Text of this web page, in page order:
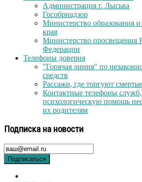
Администрация г. Лысьва
Гособрнадзор
Министерство образования
края
Министерство просвещения
Федерации
Телефоны доверия
"Горячая линия" по
средств
Рассажи, где торгуют
Контактные телефоны
психологическую помощь
их родителям
Подписка на новости
Подписаться